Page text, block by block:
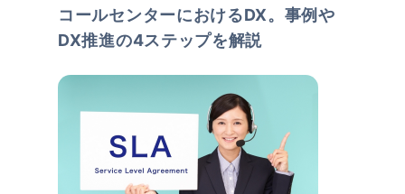
コールセンターにおけるDX。事例や
DX推進の4ステップを解説